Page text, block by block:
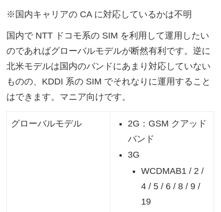
※国内キャリアの CA に対応しているかは不明
国内で NTT ドコモ系の SIM を利用して運用したい
のであればグローバルモデルが断然有利です。逆に
北米モデルは国内のバンドにあまり対応していない
ものの、KDDI 系の SIM でそれなりに運用すること
はできます。マニア向けです。
グローバルモデル
2G：GSM クアッド
バンド
3G
WCDMAB1 / 2 /
4 / 5 / 6 / 8 / 9 /
19